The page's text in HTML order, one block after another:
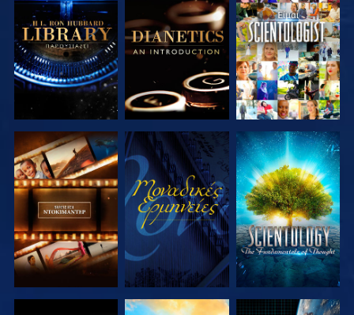
ΕΞΕΡΕΥΝΗΣΤΕ
ΤΗ ΣΕΙΡΑ
ΕΞΕΡΕΥΝΗΣΤΕ
ΤΗ ΣΕΙΡΑ
ΠΑΡΑΚΟΛΟΥΘΗΣΤΕ
ΕΞΕΡΕΥΝΗΣΤΕ
ΤΗ ΣΕΙΡΑ
ΠΑΡΑΚΟΛΟΥΘΗΣΤΕ
ΕΞΕΡΕΥΝΗΣΤΕ
ΤΗ ΣΕΙΡΑ